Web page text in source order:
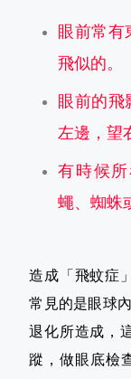
眼前常有
飛似的。
眼前的飛
左邊，望
有時候
蠅、蜘蛛
造成「飛蚊症
常見的是眼球
退化所造成，
蹤，做眼底檢